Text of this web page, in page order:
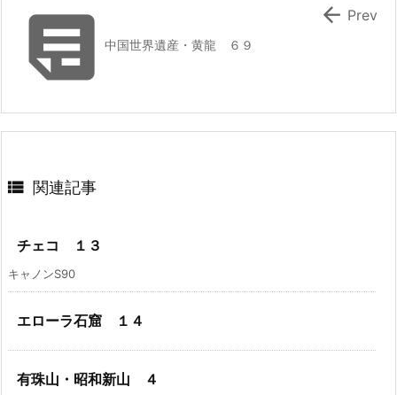
中国世界遺産・黄龍 ６９
 Prev
 関連記事
チェコ １３
キャノンS90
エローラ石窟 １４
有珠山・昭和新山 ４